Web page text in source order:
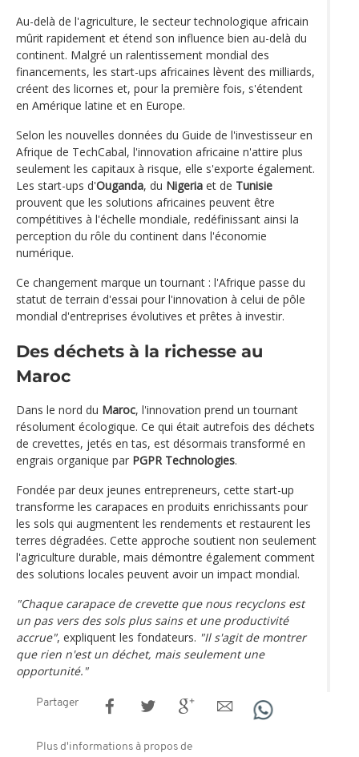
Au-delà de l'agriculture, le secteur technologique africain
mûrit rapidement et étend son influence bien au-delà du
continent. Malgré un ralentissement mondial des
financements, les start-ups africaines lèvent des milliards,
créent des licornes et, pour la première fois, s'étendent
en Amérique latine et en Europe.
Selon les nouvelles données du Guide de l'investisseur en
Afrique de TechCabal, l'innovation africaine n'attire plus
seulement les capitaux à risque, elle s'exporte également.
Les start-ups d'Ouganda, du Nigeria et de Tunisie
prouvent que les solutions africaines peuvent être
compétitives à l'échelle mondiale, redéfinissant ainsi la
perception du rôle du continent dans l'économie
numérique.
Ce changement marque un tournant : l'Afrique passe du
statut de terrain d'essai pour l'innovation à celui de pôle
mondial d'entreprises évolutives et prêtes à investir.
Des déchets à la richesse au
Maroc
Dans le nord du Maroc, l'innovation prend un tournant
résolument écologique. Ce qui était autrefois des déchets
de crevettes, jetés en tas, est désormais transformé en
engrais organique par PGPR Technologies.
Fondée par deux jeunes entrepreneurs, cette start-up
transforme les carapaces en produits enrichissants pour
les sols qui augmentent les rendements et restaurent les
terres dégradées. Cette approche soutient non seulement
l'agriculture durable, mais démontre également comment
des solutions locales peuvent avoir un impact mondial.
"Chaque carapace de crevette que nous recyclons est
un pas vers des sols plus sains et une productivité
accrue", expliquent les fondateurs. "Il s'agit de montrer
que rien n'est un déchet, mais seulement une
opportunité."
Partager
Plus d'informations à propos de